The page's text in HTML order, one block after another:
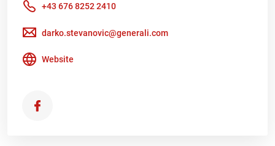
+43 676 8252 2410
darko.stevanovic@generali.com
Website